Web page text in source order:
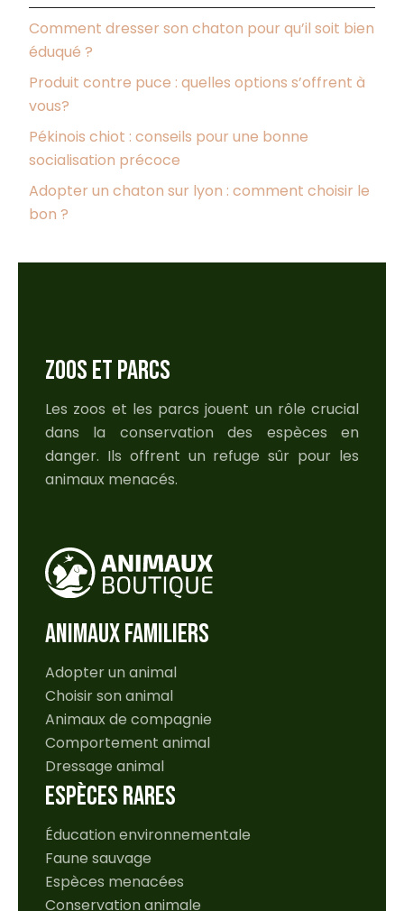
Comment dresser son chaton pour qu’il soit bien
éduqué ?
Produit contre puce : quelles options s’offrent à
vous?
Pékinois chiot : conseils pour une bonne
socialisation précoce
Adopter un chaton sur lyon : comment choisir le
bon ?
ZOOS ET PARCS
Les zoos et les parcs jouent un rôle crucial
dans la conservation des espèces en
danger. Ils offrent un refuge sûr pour les
animaux menacés.
ANIMAUX FAMILIERS
Adopter un animal
Choisir son animal
Animaux de compagnie
Comportement animal
Dressage animal
ESPÈCES RARES
Éducation environnementale
Faune sauvage
Espèces menacées
Conservation animale